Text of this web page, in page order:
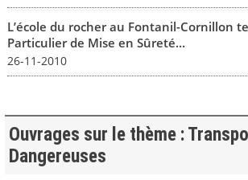
L’école du rocher au Fontanil-Cornillon
Particulier de Mise en Sûreté...
26-11-2010
Ouvrages sur le thème :
Dangereuses